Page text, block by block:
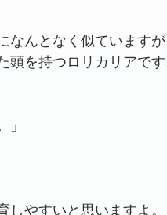
なんとなく似ています
頭を持つロリカリアで
」
やすいと思いますよ。